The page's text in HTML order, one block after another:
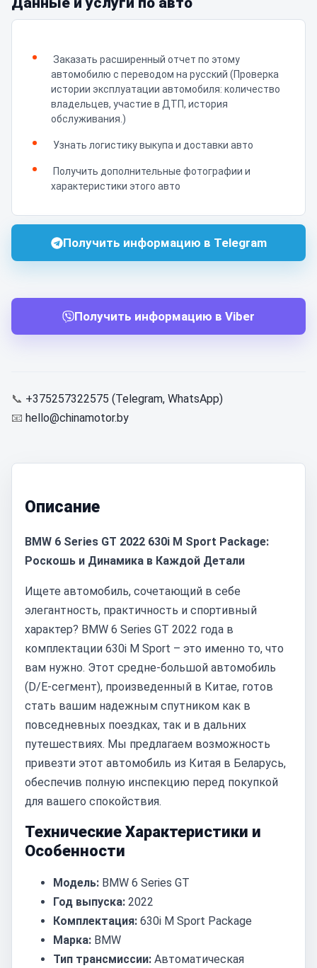
Заказать расширенный отчет по этому
автомобилю с переводом на русский (Проверка
истории эксплуатации автомобиля: количество
владельцев, участие в ДТП, история
обслуживания.)
Узнать логистику выкупа и доставки авто
Получить дополнительные фотографии и
характеристики этого авто
Получить информацию в Telegram
Получить информацию в Viber
📞 +375257322575 (Telegram, WhatsApp)
📧 hello@chinamotor.by
Описание
BMW 6 Series GT 2022 630i M Sport Package:
Роскошь и Динамика в Каждой Детали
Ищете автомобиль, сочетающий в себе
элегантность, практичность и спортивный
характер? BMW 6 Series GT 2022 года в
комплектации 630i M Sport – это именно то, что
вам нужно. Этот средне-большой автомобиль
(D/E-сегмент), произведенный в Китае, готов
стать вашим надежным спутником как в
повседневных поездках, так и в дальних
путешествиях. Мы предлагаем возможность
привезти этот автомобиль из Китая в Беларусь,
обеспечив полную инспекцию перед покупкой
для вашего спокойствия.
Технические Характеристики и
Особенности
Модель: BMW 6 Series GT
Год выпуска: 2022
Комплектация: 630i M Sport Package
Марка: BMW
Тип трансмиссии: Автоматическая